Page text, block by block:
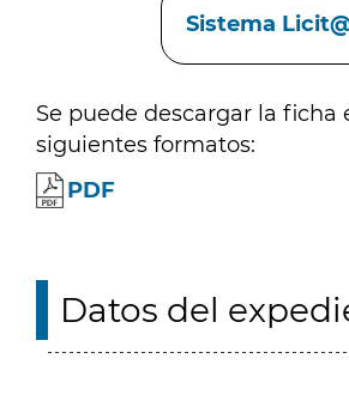
Sistema
Se puede descargar la ficha
siguientes formatos:
PDF
Datos del